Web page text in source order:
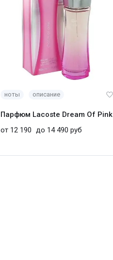
ноты описание
Парфюм Lacoste Dream Of Pink
от 12 190 до 14 490 руб